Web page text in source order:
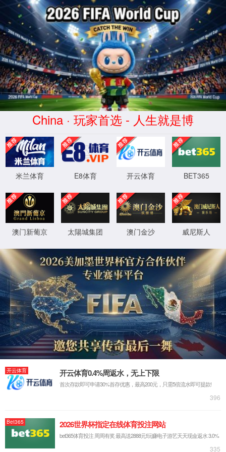
2026世界杯(World Cup)官方网
址-Official website
本站点设置了不允许MJ12bot内核浏览器访问,
请使用其它版本IE、火狐、谷歌等，国产浏览
器请使用极速模式！
返回首页
程序版本：3.2.11-20250416
XML 地图